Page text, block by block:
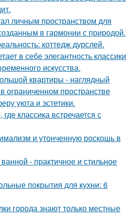
личным пространством для
в гармонии с природой.
коттедж дурслей.
в себе элегантность классики
искусства.
квартиры - наглядный
ограниченном пространстве
уюта и эстетики.
классика встречается с
и утонченную роскошь в
- практичное и стильное
покрытия для кухни: 6
города знают только местные